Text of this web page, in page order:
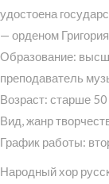
удостоена
— орденом
Образование:
преподаватель
Возраст: старше
Вид, жанр
График работы:
Народный хор